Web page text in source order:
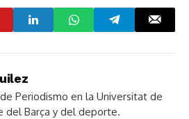
Periodismo en la Universitat de
del Barça y del deporte.